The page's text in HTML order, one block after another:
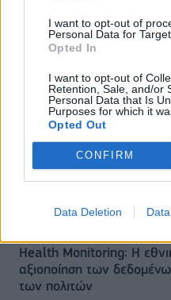
I want to opt-out of
Personal Data for
Opted In
I want to opt-out of
Retention, Sale, and/or
Personal Data that Is
Purposes for which it
Opted Out
CONFIRM
Data Deletion
έργων ΑΠΕ άνω των 2
Ουγγαρία
Χρηματιστήριο Αθηνών:
1,76%, κέρδη 23,31%
Ελληνική Αναπτυξιακή
δισ. ευρώ ανοίγει δρόμο
ΤΡΑΠΕΖΕΣ
Health Monitoring: Η
αξιοποίηση των
των πολιτών